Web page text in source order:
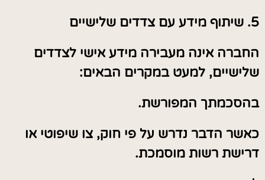
5. שיתוף מידע עם צדדים שלישיים
החברה אינה מעבירה מידע אישי לצדדים
שלישיים, למעט במקרים הבאים:
בהסכמתך המפורשת.
כאשר הדבר נדרש על פי חוק, צו שיפוטי או
דרישת רשות מוסמכת.